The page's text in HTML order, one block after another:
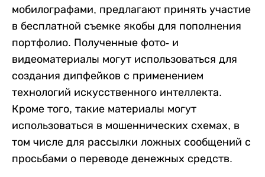
мобилографами, предлагают принять участие
в бесплатной съемке якобы для пополнения
портфолио. Полученные фото- и
видеоматериалы могут использоваться для
создания дипфейков с применением
технологий искусственного интеллекта.
Кроме того, такие материалы могут
использоваться в мошеннических схемах, в
том числе для рассылки ложных сообщений с
просьбами о переводе денежных средств.